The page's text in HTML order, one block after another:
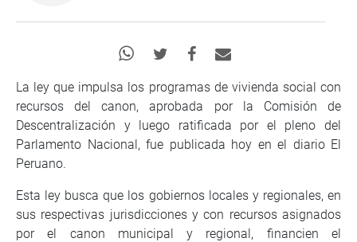
La ley que impulsa los programas de vivienda social con
recursos del canon, aprobada por la Comisión de
Descentralización y luego ratificada por el pleno del
Parlamento Nacional, fue publicada hoy en el diario El
Peruano.
Esta ley busca que los gobiernos locales y regionales, en
sus respectivas jurisdicciones y con recursos asignados
por el canon municipal y regional, financien el